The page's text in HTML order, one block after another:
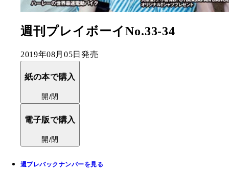
週刊プレイボーイNo.33-34
2019年08月05日発売
紙の本で購入
開/閉
電子版で購入
開/閉
週プレバックナンバーを見る